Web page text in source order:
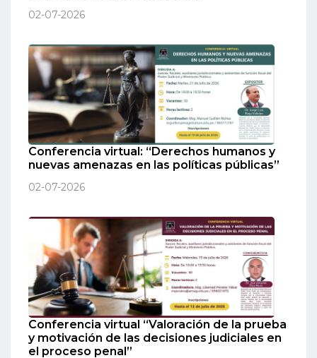
02-07-2026
Conferencia virtual: “Derechos humanos y
nuevas amenazas en las políticas públicas”
02-07-2026
Conferencia virtual “Valoración de la prueba
y motivación de las decisiones judiciales en
el proceso penal”